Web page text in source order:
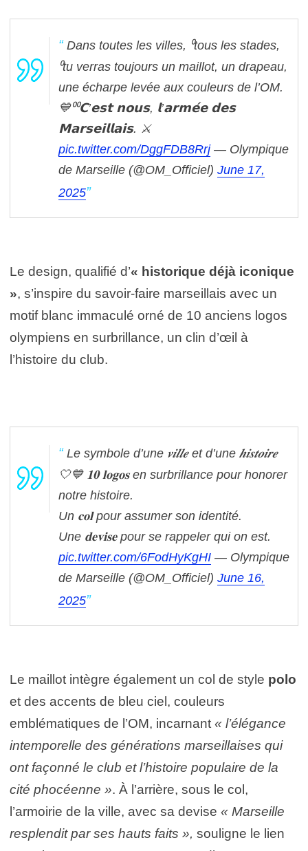
Dans toutes les villes, ⁰tous les stades,
⁰tu verras toujours un maillot, un drapeau,
une écharpe levée aux couleurs de l’OM.
💙⁰⁰𝗖’𝗲𝘀𝘁 𝗻𝗼𝘂𝘀, 𝗹’𝗮𝗿𝗺𝗲́𝗲 𝗱𝗲𝘀
𝗠𝗮𝗿𝘀𝗲𝗶𝗹𝗹𝗮𝗶𝘀. ⚔️
pic.twitter.com/DggFDB8Rrj — Olympique
de Marseille (@OM_Officiel) June 17,
2025
Le design, qualifié d’« historique déjà iconique
», s’inspire du savoir-faire marseillais avec un
motif blanc immaculé orné de 10 anciens logos
olympiens en surbrillance, un clin d’œil à
l’histoire du club.
Le symbole d’une 𝒗𝒊𝒍𝒍𝒆 et d’une 𝒉𝒊𝒔𝒕𝒐𝒊𝒓𝒆
🤍💙 𝟏𝟎 𝐥𝐨𝐠𝐨𝐬 en surbrillance pour honorer
notre histoire.
Un 𝐜𝐨𝐥 pour assumer son identité.
Une 𝐝𝐞𝐯𝐢𝐬𝐞 pour se rappeler qui on est.
pic.twitter.com/6FodHyKgHI — Olympique
de Marseille (@OM_Officiel) June 16,
2025
Le maillot intègre également un col de style polo
et des accents de bleu ciel, couleurs
emblématiques de l’OM, incarnant « l’élégance
intemporelle des générations marseillaises qui
ont façonné le club et l’histoire populaire de la
cité phocéenne ». À l’arrière, sous le col,
l’armoirie de la ville, avec sa devise « Marseille
resplendit par ses hauts faits », souligne le lien